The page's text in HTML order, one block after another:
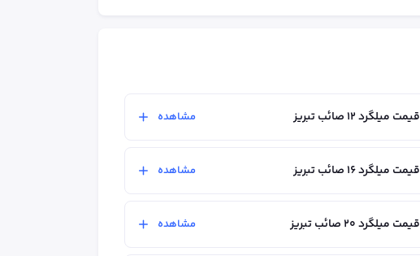
قیمت میلگرد ۱۲ صائب تبریز مشاهده
قیمت میلگرد ۱۶ صائب تبریز مشاهده
قیمت میلگرد ۲۰ صائب تبریز مشاهده